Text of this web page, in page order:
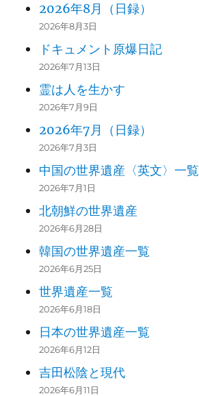
2026年8月（日録）
2026年8月3日
ドキュメント原爆日記
2026年7月13日
霊は人を生かす
2026年7月9日
2026年7月（日録）
2026年7月3日
中国の世界遺産〈英文〉一覧
2026年7月1日
北朝鮮の世界遺産
2026年6月28日
韓国の世界遺産一覧
2026年6月25日
世界遺産一覧
2026年6月18日
日本の世界遺産一覧
2026年6月12日
吉田松陰と現代
2026年6月11日